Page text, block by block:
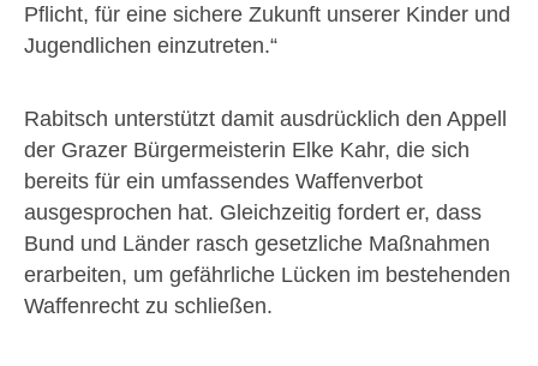
Pflicht, für eine sichere Zukunft unserer Kinder und
Jugendlichen einzutreten.“
Rabitsch unterstützt damit ausdrücklich den Appell
der Grazer Bürgermeisterin Elke Kahr, die sich
bereits für ein umfassendes Waffenverbot
ausgesprochen hat. Gleichzeitig fordert er, dass
Bund und Länder rasch gesetzliche Maßnahmen
erarbeiten, um gefährliche Lücken im bestehenden
Waffenrecht zu schließen.